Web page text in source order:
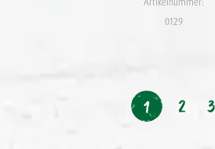
0129
1 2 3